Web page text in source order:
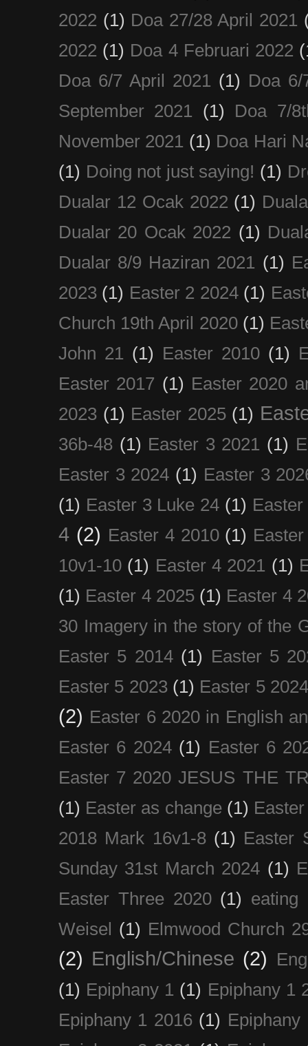
2022 (1) Doa 27/28 April 2021
2022 (1) Doa 4 Februari 2022
Doa 6/7 April 2021 (1) Doa
September 2021
(1)
Doa 7/
November 2021 (1) Doa Hari
(1) Doing not just saying! (1)
Dualar 12 Ocak 2022 (1)
Dualar 20 Ocak 2022 (1)
Dualar 8/9 Haziran 2021 (1)
2023 (1) Easter 2 2024 (1)
Church 19th April 2020 (1)
John 21 (1) Easter 2010 (1)
Easter 2017 (1) Easter 2020
2023 (1) Easter 2025 (1)
36b-48 (1) Easter 3 2021 (1)
Easter 3 2024 (1) Easter 3
(1) Easter 3 Luke 24 (1)
4 (2) Easter 4 2010 (1)
10v1-10 (1) Easter 4 2021 (1)
(1) Easter 4 2025 (1) Easter 4
30 Imagery in the story of the
Easter 5 2014 (1) Easter 5
Easter 5 2023 (1) Easter 5
(2) Easter 6 2020 in English
Easter 6 2024 (1) Easter 6
Easter 7 2020 JESUS THE
(1) Easter as change (1)
2018 Mark 16v1-8 (1) Easter
Sunday 31st March 2024 (1)
Easter Three 2020 (1) eating
Weisel (1) Elmwood Church
(2) English/Chinese (2)
(1) Epiphany 1 (1) Epiphany 1
Epiphany 1 2016 (1) Epiphany